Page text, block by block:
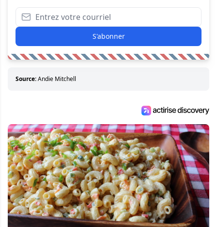
S'abonner
Source:Andie Mitchell